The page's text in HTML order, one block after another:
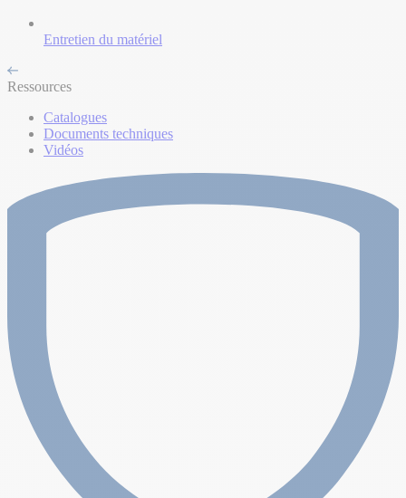
Entretien du matériel
Ressources
Catalogues
Documents techniques
Vidéos